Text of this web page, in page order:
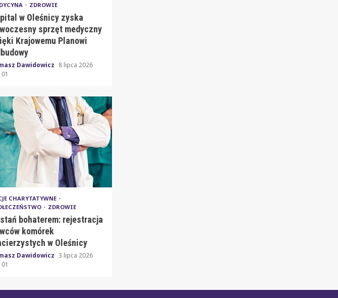
ZDROWIE
w Oleśnicy zyska
sprzęt medyczny
Krajowemu Planowi
Dawidowicz 8 lipca 2026
CHARYTATYWNE
ZDROWIE
bohaterem: rejestracja
komórek
w Oleśnicy
Dawidowicz 3 lipca 2026